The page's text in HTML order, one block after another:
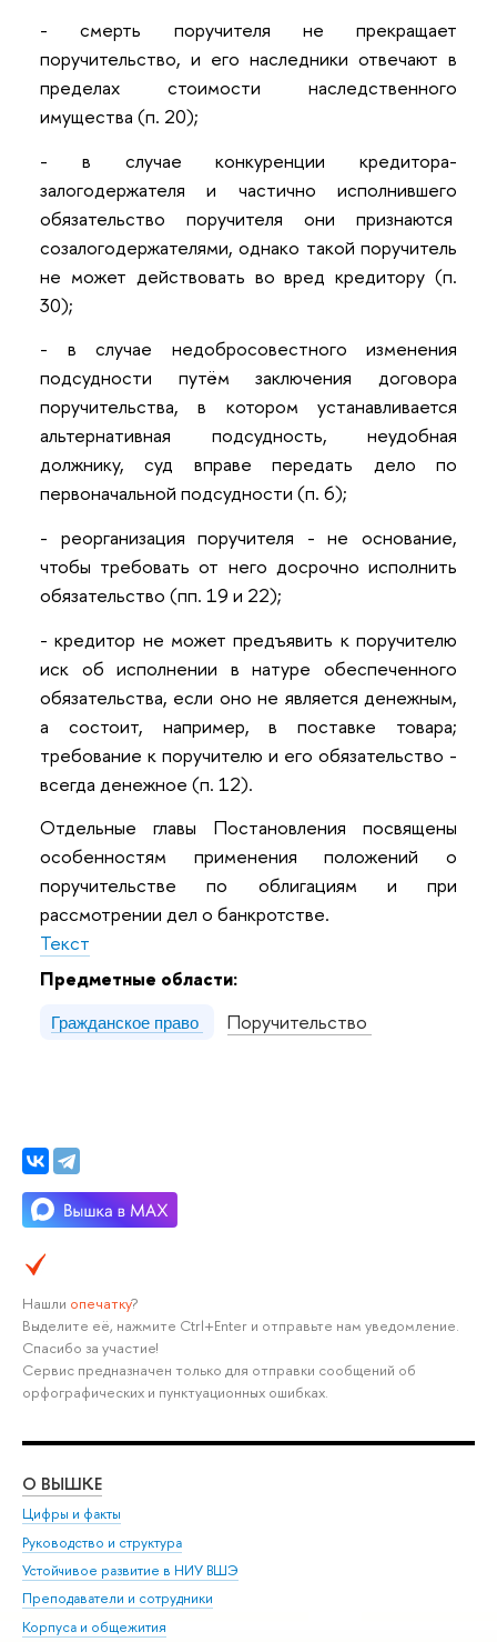
- смерть поручителя не прекращает
поручительство, и его наследники отвечают в
пределах стоимости наследственного
имущества (п. 20);
- в случае конкуренции кредитора-
залогодержателя и частично исполнившего
обязательство поручителя они признаются
созалогодержателями, однако такой поручитель
не может действовать во вред кредитору (п.
30);
- в случае недобросовестного изменения
подсудности путём заключения договора
поручительства, в котором устанавливается
альтернативная подсудность, неудобная
должнику, суд вправе передать дело по
первоначальной подсудности (п. 6);
- реорганизация поручителя - не основание,
чтобы требовать от него досрочно исполнить
обязательство (пп. 19 и 22);
- кредитор не может предъявить к поручителю
иск об исполнении в натуре обеспеченного
обязательства, если оно не является денежным,
а состоит, например, в поставке товара;
требование к поручителю и его обязательство -
всегда денежное (п. 12).
Отдельные главы Постановления посвящены
особенностям применения положений о
поручительстве по облигациям и при
рассмотрении дел о банкротстве.
Текст
Предметные области:
Гражданское право Поручительство
Нашли опечатку?
Выделите её, нажмите Ctrl+Enter и отправьте нам уведомление.
Спасибо за участие!
Сервис предназначен только для отправки сообщений об
орфографических и пунктуационных ошибках.
О ВЫШКЕ
Цифры и факты
Руководство и структура
Устойчивое развитие в НИУ ВШЭ
Преподаватели и сотрудники
Корпуса и общежития